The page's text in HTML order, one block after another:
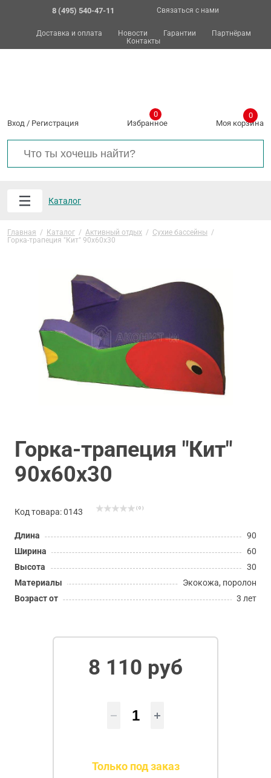
8 (495) 540-47-11 Связаться с нами
Доставка и оплата Новости Гарантии
Партнёрам
Контакты
Вход / Регистрация Избранное
0
Моя корзина
0
Каталог
Главная / Каталог / Активный отдых / Сухие бассейны /
Горка-трапеция "Кит" 90х60х30
Горка-трапеция "Кит"
90х60х30
Код товара: 0143 ( 0 )
Длина
90
Ширина
60
Высота
30
Материалы
Экокожа, поролон
Возраст от
3 лет
8 110 руб
Только под заказ